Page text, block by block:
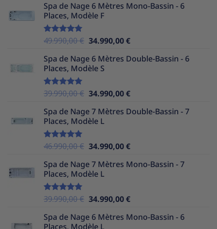
initial
était :
actuel
Spa de Nage 6 Mètres Mono-Bassin - 6
Places, Modèle F
Note5.00
49.990,00€ Le
initial
était :
34.990,00€Le
actuel
Spa de Nage 6 Mètres Double-Bassin - 6
Places, Modèle S
Note5.00
39.990,00€ Le
initial
était :
34.990,00€Le
actuel
Spa de Nage 7 Mètres Double-Bassin - 7
Places, Modèle L
Note5.00
46.990,00€ Le
initial
était :
34.990,00€Le
actuel
Spa de Nage 7 Mètres Mono-Bassin - 7
Places, Modèle L
Note5.00
39.990,00€ Le
initial
34.990,00€Le
actuel
Spa de Nage 6 Mètres Mono-Bassin - 6
Places, Modèle L